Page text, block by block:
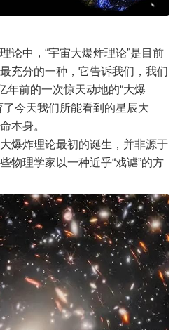
论中，“宇宙大爆炸理论”是目前
充分的一种，它告诉我们，我们
年前的一次惊天动地的“大爆
今天我们所能看到的星辰大
本身。
爆炸理论最初的诞生，并非源于
物理学家以一种近乎“戏谑”的方